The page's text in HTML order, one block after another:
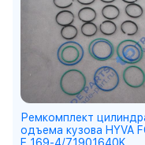
Ремкомплект
одъема кузова HYVA